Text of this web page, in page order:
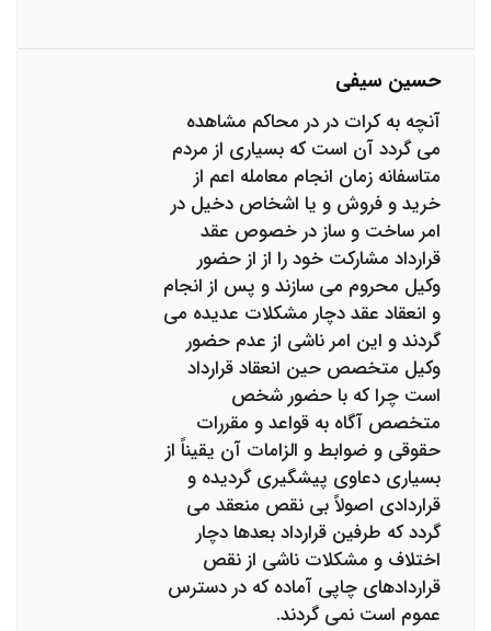
حسین سیفی
آنچه به کرات در در محاکم مشاهده
می گردد آن است که بسیاری از مردم
متاسفانه زمان انجام معامله اعم از
خرید و فروش و یا اشخاص دخیل در
امر ساخت و ساز در خصوص عقد
قرارداد مشارکت خود را از از حضور
وکیل محروم می سازند و پس از انجام
و انعقاد عقد دچار مشکلات عدیده می
گردند و این امر ناشی از عدم حضور
وکیل متخصص حین انعقاد قرارداد
است چرا که با حضور شخص
متخصص آگاه به قواعد و مقررات
حقوقی و ضوابط و الزامات آن یقیناً از
بسیاری دعاوی پیشگیری گردیده و
قراردادی اصولاً بی نقص منعقد می
گردد که طرفین قرارداد بعدها دچار
اختلاف و مشکلات ناشی از نقص
قراردادهای چاپی آماده که در دسترس
عموم است نمی گردند.